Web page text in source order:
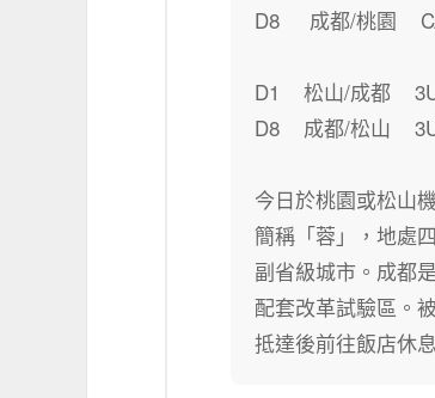
D8 成都/桃園
D1 松山/成都
D8 成都/松山
今日於桃園或松山
簡稱「蓉」，地處
副省級城市。成都
配套改革試驗區。
抵達後前往飯店休